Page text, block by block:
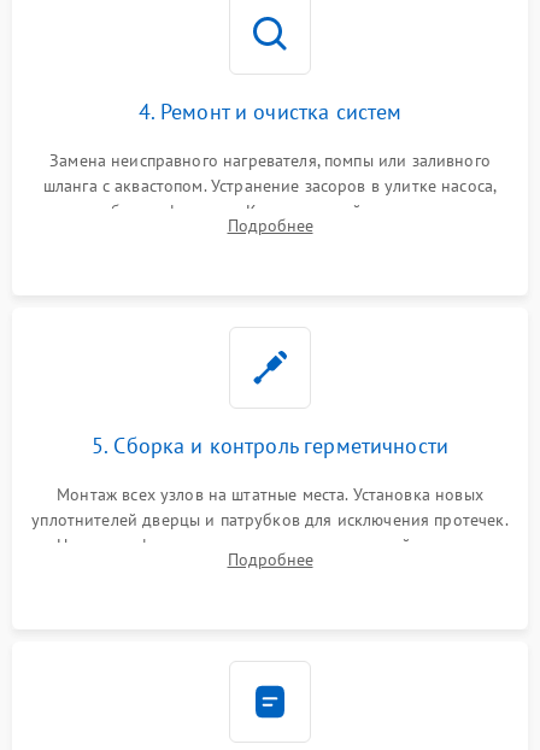
4. Ремонт и очистка систем
Замена неисправного нагревателя, помпы или заливного
шланга с аквастопом. Устранение засоров в улитке насоса,
патрубках и фильтрах. Компонентный ремонт платы
управления, восстановление поврежденной проводки.
Подробнее
5. Сборка и контроль герметичности
Монтаж всех узлов на штатные места. Установка новых
уплотнителей дверцы и патрубков для исключения протечек.
Надежная фиксация хомутов гидравлической системы,
сборка корпуса и установка датчика поплавка.
Подробнее